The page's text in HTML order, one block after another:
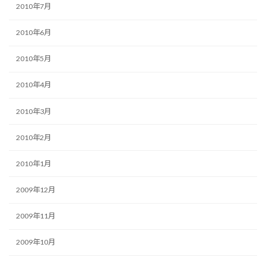
2010年7月
2010年6月
2010年5月
2010年4月
2010年3月
2010年2月
2010年1月
2009年12月
2009年11月
2009年10月